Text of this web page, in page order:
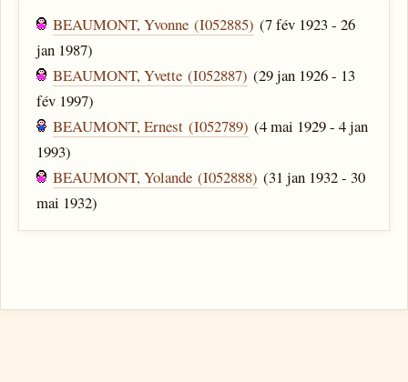
BEAUMONT, Yvonne (I052885) (7 fév 1923 - 26
jan 1987)
BEAUMONT, Yvette (I052887) (29 jan 1926 - 13
fév 1997)
BEAUMONT, Ernest (I052789) (4 mai 1929 - 4 jan
1993)
BEAUMONT, Yolande (I052888) (31 jan 1932 - 30
mai 1932)